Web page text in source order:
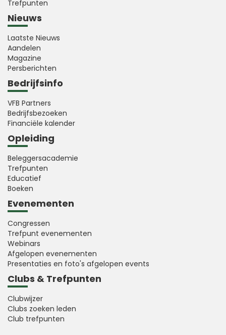
Trefpunten
Nieuws
Laatste Nieuws
Aandelen
Magazine
Persberichten
Bedrijfsinfo
VFB Partners
Bedrijfsbezoeken
Financiële kalender
Opleiding
Beleggersacademie
Trefpunten
Educatief
Boeken
Evenementen
Congressen
Trefpunt evenementen
Webinars
Afgelopen evenementen
Presentaties en foto's afgelopen events
Clubs & Trefpunten
Clubwijzer
Clubs zoeken leden
Club trefpunten